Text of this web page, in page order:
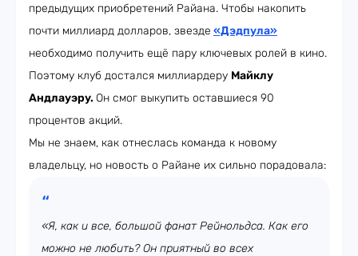
предыдущих приобретений Райана. Чтобы накопить
почти миллиард долларов, звезде «Дэдпула»
необходимо получить ещё пару ключевых ролей в кино.
Поэтому клуб достался миллиардеру Майклу
Андлауэру. Он смог выкупить оставшиеся 90
процентов акций.
Мы не знаем, как отнеслась команда к новому
владельцу, но новость о Райане их сильно порадовала:
«Я, как и все, большой фанат Рейнольдса. Как его
можно не любить? Он приятный во всех